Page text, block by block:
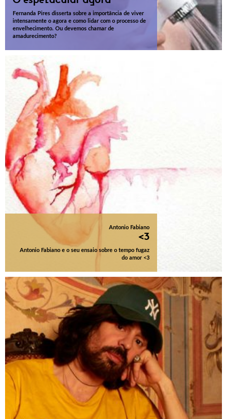
Fernanda Pires disserta sobre a importância de viver
intensamente o agora e como lidar com o processo de
envelhecimento. Ou devemos chamar de
amadurecimento?
Antonio Fabiano
<3
Antonio Fabiano e o seu ensaio sobre o tempo fugaz
do amor <3